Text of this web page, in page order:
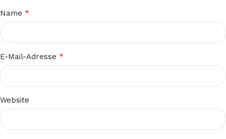
Name *
E-Mail-Adresse *
Website